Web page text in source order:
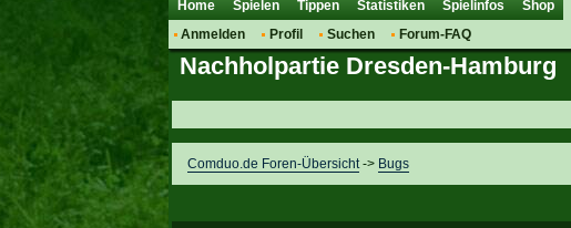
Home Spielen Tippen Statistiken Spielinfos Shop
Anmelden
Profil Suchen Forum-FAQ
Nachholpartie Dresden-Hamburg
Comduo.de Foren-Übersicht-> Bugs